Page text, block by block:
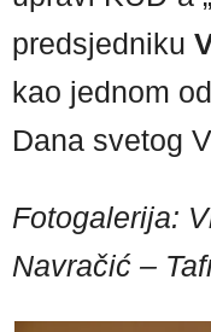
predsjedniku
kao jednom
Dana svetog
Fotogalerija:
Navračić –